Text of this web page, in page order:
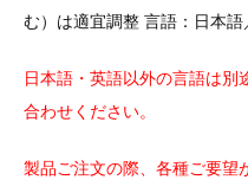
む）は適宜調整 言語：日本
日本語・英語以外の言語は別
合わせください。
製品ご注文の際、各種ご要望